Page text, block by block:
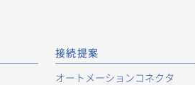
接続提案
オートメーションコネクタ